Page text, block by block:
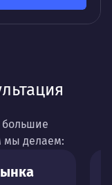
большие
мы делаем: